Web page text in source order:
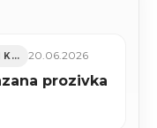
ZENIČKO-DOBOJSKI KANTON 20.06.2026
prozivka